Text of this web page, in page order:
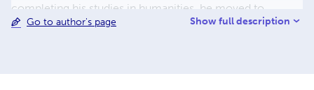
completing his studies in humanities, he moved to
Denmark, where for the first ten years he worked in the
Go to author's page Show full description